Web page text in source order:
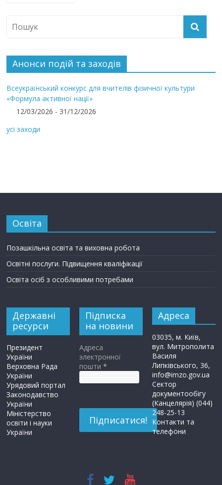
Анонси подій та заходів
Всеукраїнський конкурс для вчителів фізичної культури
«Формула активної нації»
12/03/2026 - 31/12/2026
усі заходи
Освіта
Позашкільна освіта та виховна робота
Освітні послуги. Підвищення кваліфікації
Освіта осіб з особливими потребами
Державні
ресурси
Президент
України
Верховна Рада
України
Урядовий портал
Законодавство
України
Міністерство
освіти і науки
України
Підписка
на новини
Адреса
электронної
пошти*
Адреса
03035, м. Київ,
вул. Митрополита
Василя
Липківського, 36,
info@imzo.gov.ua
Сектор
документообігу
(Канцелярія) (044)
248-25-13
Контакти та
телефони